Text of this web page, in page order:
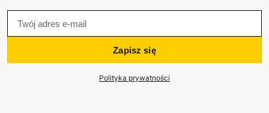
Zapisz się
Polityka prywatności